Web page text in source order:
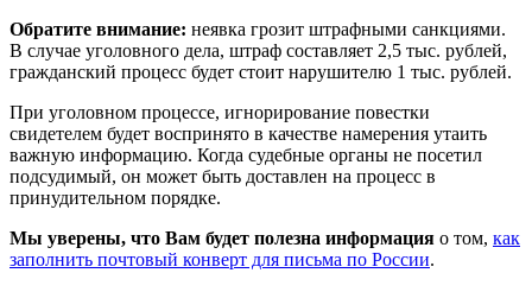
Обратите внимание: неявка грозит штрафными санкциями.
В случае уголовного дела, штраф составляет 2,5 тыс. рублей,
гражданский процесс будет стоит нарушителю 1 тыс. рублей.
При уголовном процессе, игнорирование повестки
свидетелем будет воспринято в качестве намерения утаить
важную информацию. Когда судебные органы не посетил
подсудимый, он может быть доставлен на процесс в
принудительном порядке.
Мы уверены, что Вам будет полезна информация о том, как
заполнить почтовый конверт для письма по России.